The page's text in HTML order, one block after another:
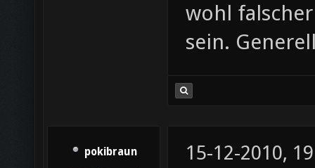
wohl
sein.
pokibraun 15-12-2010,